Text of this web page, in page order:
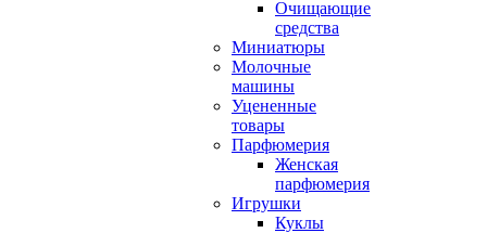
Очищающие
средства
Миниатюры
Молочные
машины
Уцененные
товары
Парфюмерия
Женская
парфюмерия
Игрушки
Куклы